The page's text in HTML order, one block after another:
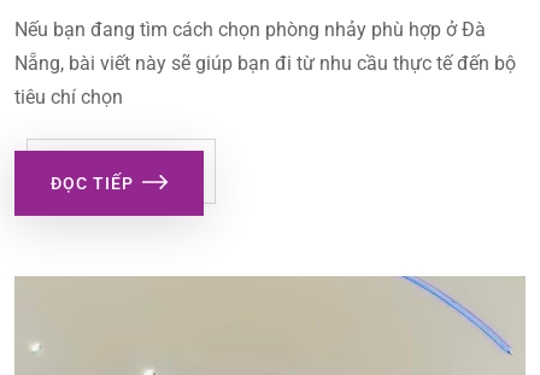
Nếu bạn đang tìm cách chọn phòng nhảy phù hợp ở Đà
Nẵng, bài viết này sẽ giúp bạn đi từ nhu cầu thực tế đến bộ
tiêu chí chọn
ĐỌC TIẾP